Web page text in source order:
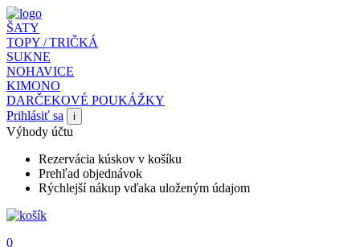
ŠATY
TOPY / TRIČKÁ
SUKNE
NOHAVICE
KIMONO
DARČEKOVÉ POUKÁŽKY
Prihlásiť sa
i
Výhody účtu
Rezervácia kúskov v košíku
Prehľad objednávok
Rýchlejší nákup vďaka uloženým údajom
0